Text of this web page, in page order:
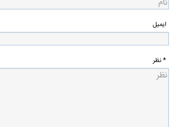
ایمیل
* نظر